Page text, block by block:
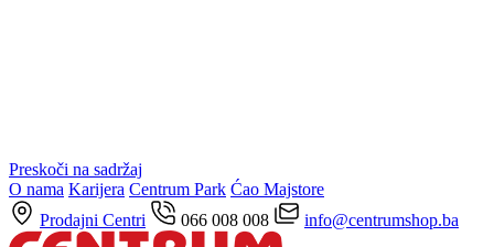
Preskoči na sadržaj
O nama Karijera Centrum Park Ćao Majstore
Prodajni Centri
066 008 008 info@centrumshop.ba